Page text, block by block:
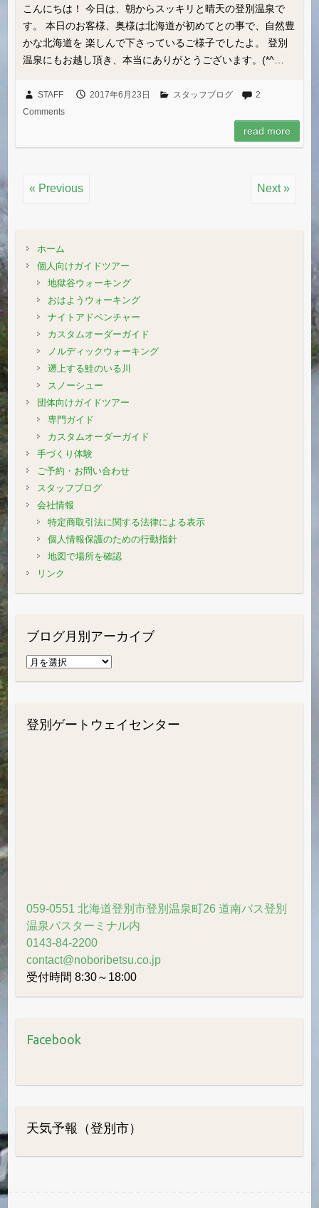
こんにちは！ 今日は、朝からスッキリと晴天の登別温泉で
す。 本日のお客様、奥様は北海道が初めてとの事で、自然豊
かな北海道を 楽しんで下さっているご様子でしたよ。 登別
温泉にもお越し頂き、本当にありがとうございます。(*^…
STAFF 2017年6月23日 スタッフブログ
2
Comments
read more
« Previous Next »
ホーム
個人向けガイドツアー
地獄谷ウォーキング
おはようウォーキング
ナイトアドベンチャー
カスタムオーダーガイド
ノルディックウォーキング
遡上する鮭のいる川
スノーシュー
団体向けガイドツアー
専門ガイド
カスタムオーダーガイド
手づくり体験
ご予約・お問い合わせ
スタッフブログ
会社情報
特定商取引法に関する法律による表示
個人情報保護のための行動指針
地図で場所を確認
リンク
ブログ月別アーカイブ
ブ
ロ
別
登別ゲートウェイセンター
059-0551 北海道登別市登別温泉町26 道南バス登別
温泉バスターミナル内
0143-84-2200
contact@noboribetsu.co.jp
受付時間 8:30～18:00
Facebook
天気予報（登別市）